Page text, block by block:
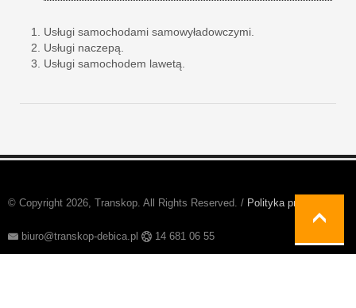
Usługi samochodami samowyładowczymi.
Usługi naczepą.
Usługi samochodem lawetą.
© Copyright 2026, Transkop. All Rights Reserved. / Polityka prywatności
biuro@transkop-debica.pl 14 681 06 55